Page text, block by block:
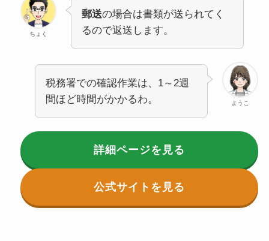
ちょく
郵送の場合は書類が送られてく
るので返送します。
ようこ
税務署での確認作業は、1～2週
間ほど時間がかかるわ。
詳細ページを見る
公式サイト を見る